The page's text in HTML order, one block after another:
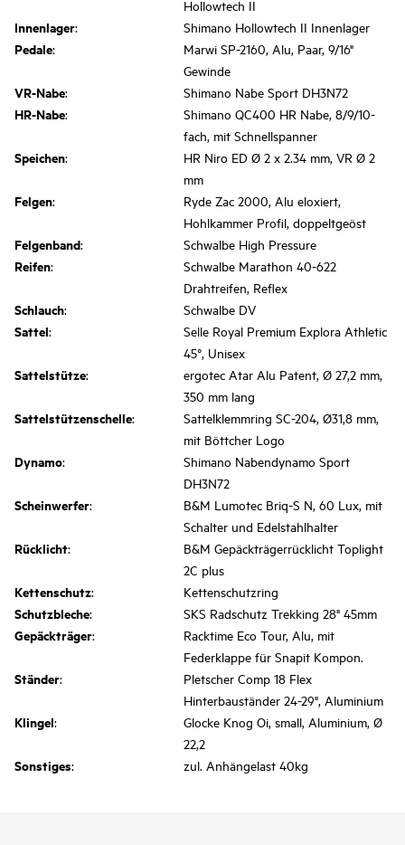
Hollowtech II
Innenlager: Shimano Hollowtech II Innenlager
Pedale:
Marwi SP-2160, Alu, Paar, 9/16"
Gewinde
VR-Nabe: Shimano Nabe Sport DH3N72
HR-Nabe:
Shimano QC400 HR Nabe, 8/9/10-
fach, mit Schnellspanner
Speichen:
HR Niro ED Ø 2 x 2.34 mm, VR Ø 2
mm
Felgen:
Ryde Zac 2000, Alu eloxiert,
Hohlkammer Profil, doppeltgeöst
Felgenband: Schwalbe High Pressure
Reifen:
Schwalbe Marathon 40-622
Drahtreifen, Reflex
Schlauch: Schwalbe DV
Sattel:
Selle Royal Premium Explora Athletic
45°, Unisex
Sattelstütze:
ergotec Atar Alu Patent, Ø 27,2 mm,
350 mm lang
Sattelstützenschelle:
Sattelklemmring SC-204, Ø31,8 mm,
mit Böttcher Logo
Dynamo:
Shimano Nabendynamo Sport
DH3N72
Scheinwerfer:
B&M Lumotec Briq-S N, 60 Lux, mit
Schalter und Edelstahlhalter
Rücklicht:
B&M Gepäckträgerrücklicht Toplight
2C plus
Kettenschutz: Kettenschutzring
Schutzbleche: SKS Radschutz Trekking 28" 45mm
Gepäckträger:
Racktime Eco Tour, Alu, mit
Federklappe für Snapit Kompon.
Ständer:
Pletscher Comp 18 Flex
Hinterbauständer 24-29", Aluminium
Klingel:
Glocke Knog Oi, small, Aluminium, Ø
22,2
Sonstiges: zul. Anhängelast 40kg